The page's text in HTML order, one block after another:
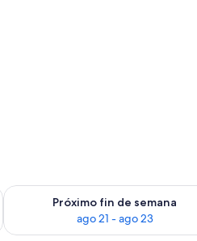
semana ago 14 - ago 16
Próximo fin de semana
ago 21 - ago 23
Consulta la disponibilidad para